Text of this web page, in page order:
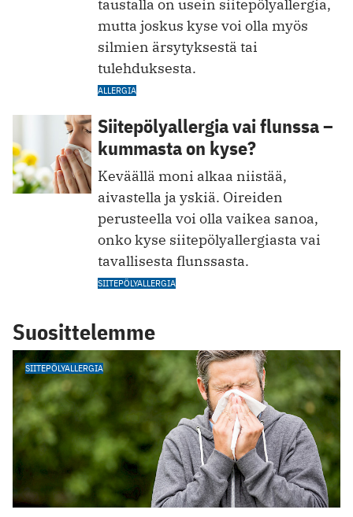
taustalla on usein siitepölyallergia,
mutta joskus kyse voi olla myös
silmien ärsytyksestä tai
tulehduksesta.
ALLERGIA
Siitepölyallergia vai flunssa –
kummasta on kyse?
Keväällä moni alkaa niistää,
aivastella ja yskiä. Oireiden
perusteella voi olla vaikea sanoa,
onko kyse siitepölyallergiasta vai
tavallisesta flunssasta.
SIITEPÖLYALLERGIA
Suosittelemme
SIITEPÖLYALLERGIA